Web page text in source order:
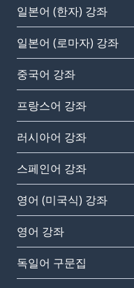
일본어 (한자) 강좌
일본어 (로마자) 강좌
중국어 강좌
프랑스어 강좌
러시아어 강좌
스페인어 강좌
영어 (미국식) 강좌
영어 강좌
독일어 구문집